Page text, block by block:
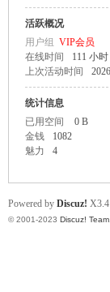
活跃概况
用户组 VIP会员
在线时间
111 小时
上次活动时间
统计信息
已用空间
0 B
金钱
1082
魅力
4
Powered by Discuz! X3.4
© 2001-2023 Discuz! Team.